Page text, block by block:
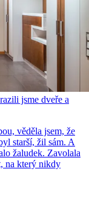
jsme dveře a
věděla jsem, že
starší, žil sám. A
žaludek. Zavolala
na který nikdy